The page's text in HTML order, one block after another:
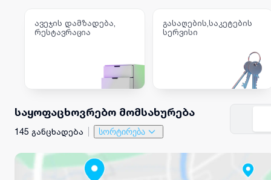
ავეჯის დამზადება,
რესტავრაცია
გასაღების,საკეტების
სერვისი
საყოფაცხოვრებო მომსახურება
145 განცხადება სორტირება